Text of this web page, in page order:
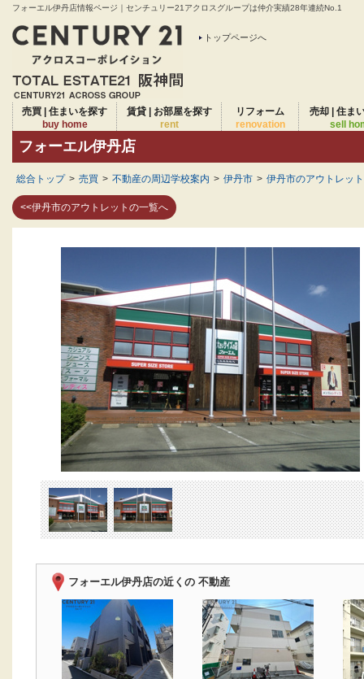
フォーエル伊丹店情報ページ｜センチュリー21アクロスグループは仲介実績28年連続No.1
トップページへ
売買 | 住まいを探す
buy home
賃貸 | お部屋を探す
rent
リフォーム
renovation
売却 | 住ま
sell
フォーエル伊丹店
総合トップ > 売買 > 不動産の周辺学校案内 > 伊丹市 > 伊丹市のアウトレット
<<伊丹市のアウトレットの一覧へ
フォーエル伊丹店の近くの 不動産